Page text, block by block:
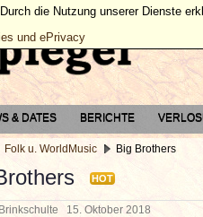
& DATES BERICHTE
Folk u. WorldMusic Big Brothers
HOT
15. Oktober 2018
die Nutzung unserer Dienste
und ePrivacy